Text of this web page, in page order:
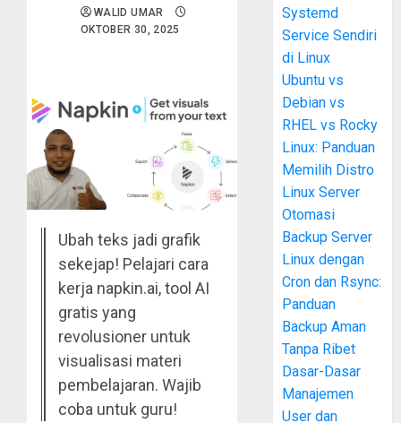
WALID UMAR
OKTOBER 30, 2025
Ubah teks jadi grafik
sekejap! Pelajari cara
kerja napkin.ai, tool AI
gratis yang
revolusioner untuk
visualisasi materi
pembelajaran. Wajib
coba untuk guru!
Systemd
Service Sendiri
di Linux
Ubuntu vs
Debian vs
RHEL vs Rocky
Linux: Panduan
Memilih Distro
Linux Server
Otomasi
Backup Server
Linux dengan
Cron dan Rsync:
Panduan
Backup Aman
Tanpa Ribet
Dasar-Dasar
Manajemen
User dan